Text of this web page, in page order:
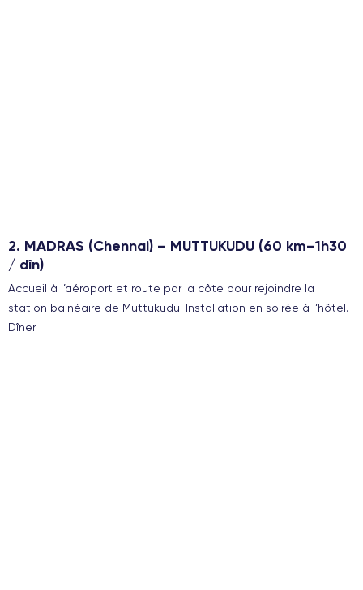
2. MADRAS (Chennai) – MUTTUKUDU (60 km–1h30
/ dîn)
Accueil à l’aéroport et route par la côte pour rejoindre la
station balnéaire de Muttukudu. Installation en soirée à l’hôtel.
Dîner.